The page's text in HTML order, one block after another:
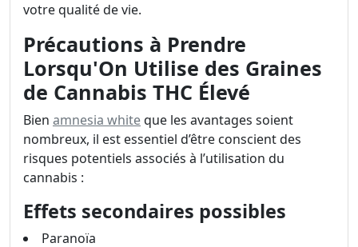
votre qualité de vie.
Précautions à Prendre
Lorsqu'On Utilise des Graines
de Cannabis THC Élevé
Bien amnesia whiteque les avantages soient
nombreux, il est essentiel d’être conscient des
risques potentiels associés à l’utilisation du
cannabis :
Effets secondaires possibles
Paranoïa